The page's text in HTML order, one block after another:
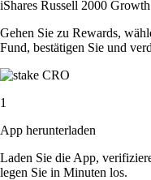
iShares Russell 2000
Gehen Sie zu Rewards,
Fund, bestätigen Sie und
1
App herunterladen
Laden Sie die App,
legen Sie in Minuten los.